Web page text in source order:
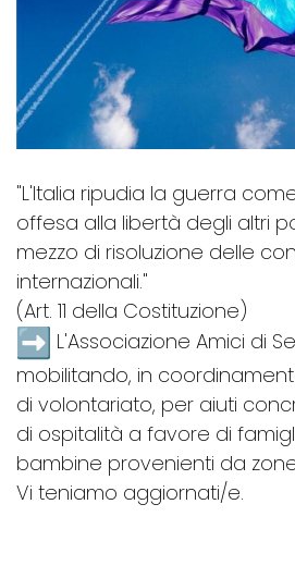
"L'Italia ripudia la guerra
offesa alla libertà degli altri
mezzo di risoluzione delle
internazionali."
(Art. 11 della Costituzione)
L'Associazione Amici di
mobilitando, in
di volontariato, per aiuti
di ospitalità a favore di
bambine provenienti da
Vi teniamo aggiornati/e.